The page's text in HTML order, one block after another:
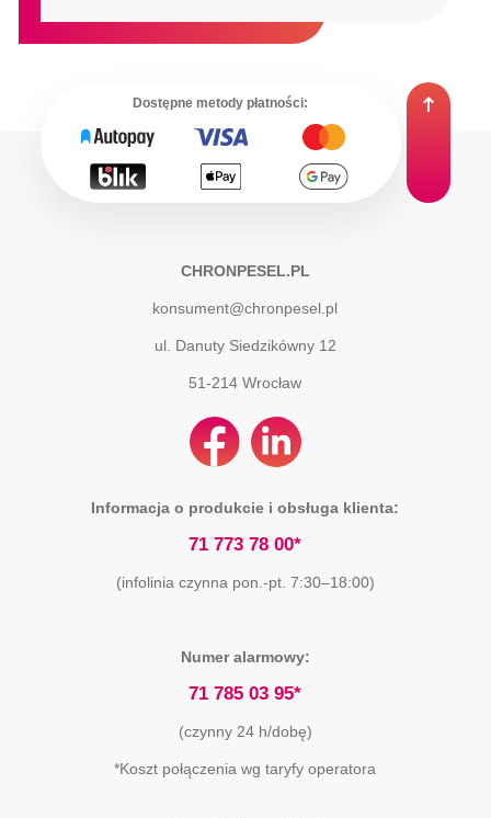
Dostępne metody płatności:
CHRONPESEL.PL
konsument@chronpesel.pl
ul. Danuty Siedzikówny 12
51-214 Wrocław
Informacja o produkcie i obsługa klienta:
71 773 78 00*
(infolinia czynna pon.-pt. 7:30–18:00)
Numer alarmowy:
71 785 03 95*
(czynny 24 h/dobę)
*Koszt połączenia wg taryfy operatora